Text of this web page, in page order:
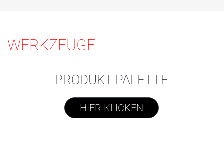
WERKZEUGE
PRODUKT PALETTE
HIER KLICKEN